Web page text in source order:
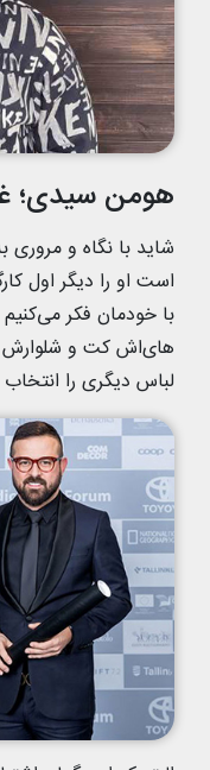
هومن سیدی؛
شاید با نگاه و مروری
است او را دیگر اول
با خودمان فکر
های‌اش کت و شلوارش
لباس دیگری را